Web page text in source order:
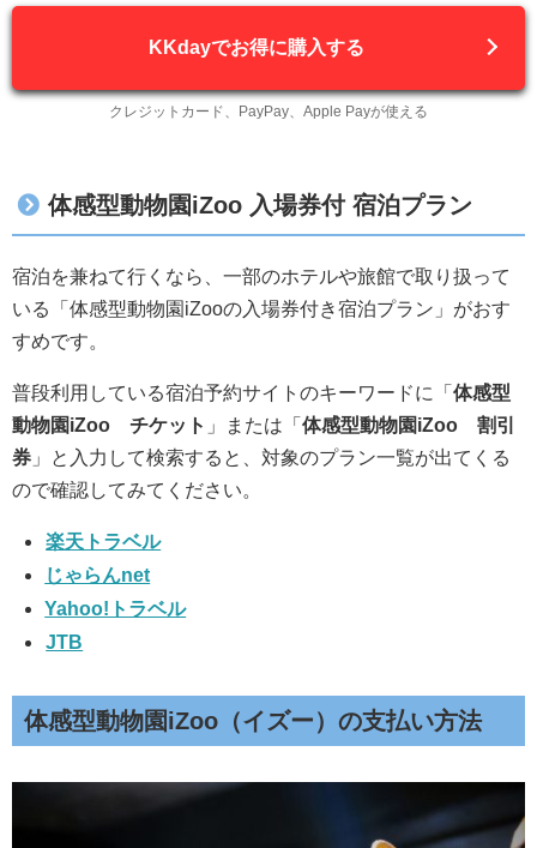
KKdayでお得に購入する
クレジットカード、PayPay、Apple Payが使える
体感型動物園iZoo 入場券付 宿泊プラン
宿泊を兼ねて行くなら、一部のホテルや旅館で取り扱って
いる「体感型動物園iZooの入場券付き宿泊プラン」がおす
すめです。
普段利用している宿泊予約サイトのキーワードに「 体感型
動物園iZoo チケット 」または「 体感型動物園iZoo 割引
券 」と入力して検索すると、対象のプラン一覧が出てくる
ので確認してみてください。
楽天トラベル
じゃらんnet
Yahoo!トラベル
JTB
体感型動物園iZoo（イズー）の支払い方法